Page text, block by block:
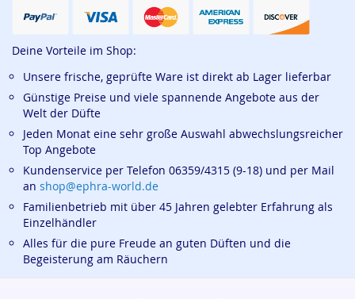
Deine Vorteile im Shop:
Unsere frische, geprüfte Ware ist direkt ab Lager lieferbar
Günstige Preise und viele spannende Angebote aus der
Welt der Düfte
Jeden Monat eine sehr große Auswahl abwechslungsreicher
Top Angebote
Kundenservice per Telefon 06359/4315 (9-18) und per Mail
an shop@ephra-world.de
Familienbetrieb mit über 45 Jahren gelebter Erfahrung als
Einzelhändler
Alles für die pure Freude an guten Düften und die
Begeisterung am Räuchern